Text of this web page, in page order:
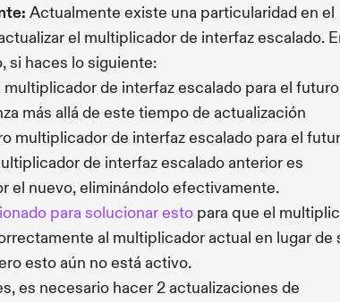
Actualmente existe una particularidad en el
el multiplicador de interfaz escalado.
si haces lo siguiente:
de interfaz escalado para el futuro
más allá de este tiempo de actualización
multiplicador de interfaz escalado para el
de interfaz escalado anterior es
el nuevo, eliminándolo efectivamente.
para solucionar esto para que el
al multiplicador actual en lugar de
esto aún no está activo.
es necesario hacer 2 actualizaciones de